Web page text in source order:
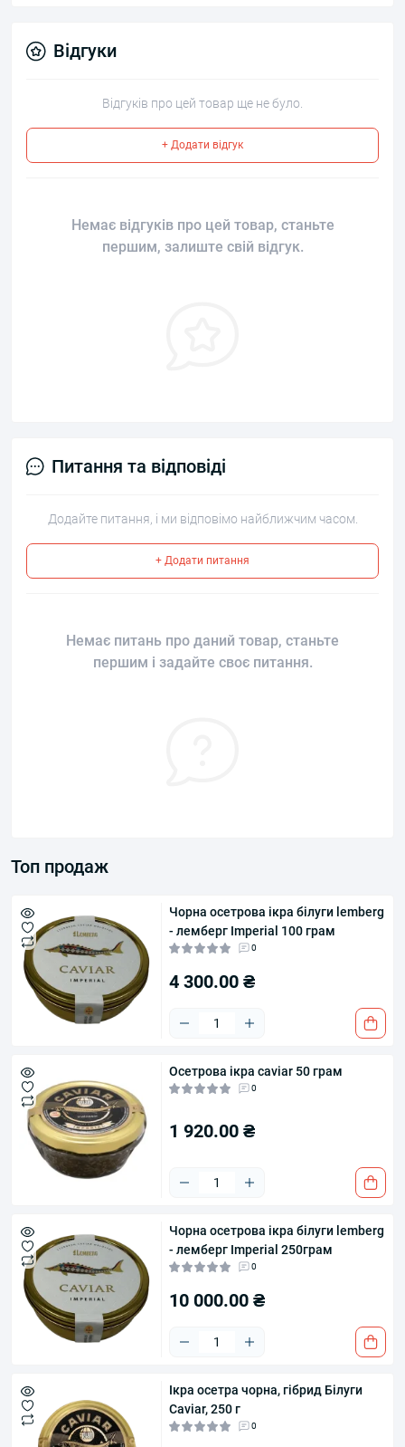
Відгуки
Відгуків про цей товар ще не було.
+ Додати відгук
Немає відгуків про цей товар, станьте
першим, залиште свій відгук.
Питання та відповіді
Додайте питання, і ми відповімо найближчим часом.
+ Додати питання
Немає питань про даний товар, станьте
першим і задайте своє питання.
Топ продаж
Чорна осетрова ікра білуги lemberg
- лемберг Imperial 100 грам
0
4 300.00 ₴
Осетрова ікра caviar 50 грам
0
1 920.00 ₴
Чорна осетрова ікра білуги lemberg
- лемберг Imperial 250грам
0
10 000.00 ₴
Ікра осетра чорна, гібрид Білуги
Caviar, 250 г
0